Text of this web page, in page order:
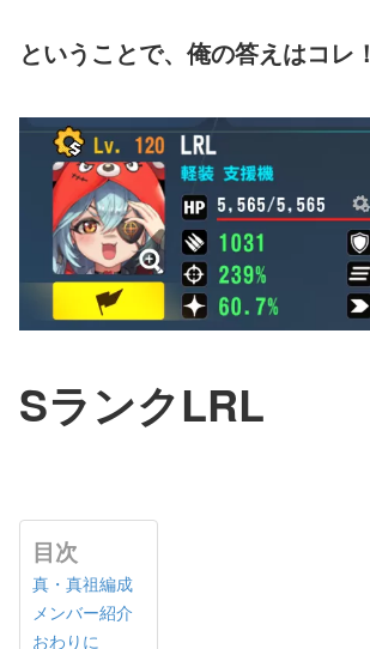
ということで、俺の答えはコレ！
SランクLRL
目次
真・真祖編成
メンバー紹介
おわりに